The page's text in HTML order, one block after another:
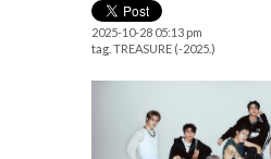
2025-10-28 05:13 pm
tag. TREASURE (-2025.)